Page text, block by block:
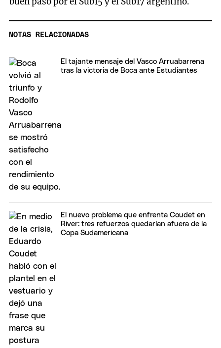
NOTAS RELACIONADAS
El tajante mensaje del Vasco Arruabarrena
tras la victoria de Boca ante Estudiantes
El nuevo problema que enfrenta Coudet en
River: tres refuerzos quedarían afuera de la
Copa Sudamericana